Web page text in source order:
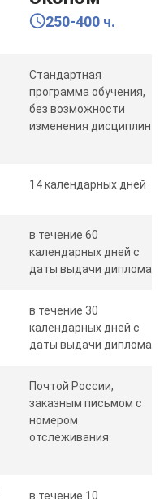
250-400 ч.
Стандартная
программа обучения,
без возможности
изменения дисциплин
14 календарных дней
в течение 60
календарных дней с
даты выдачи диплома
в течение 30
календарных дней с
даты выдачи диплома
Почтой России,
заказным письмом с
номером
отслеживания
в течение 10